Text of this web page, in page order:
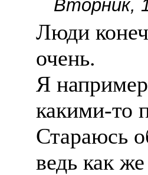
Вторник,
Люди
очень.
Я
какими-то
Стараюсь
ведь как